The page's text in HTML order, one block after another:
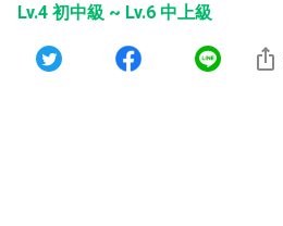
Lv.4 初中級 ~ Lv.6 中上級